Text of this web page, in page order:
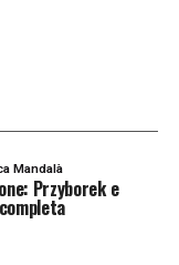
Mandalà
Przyborek e